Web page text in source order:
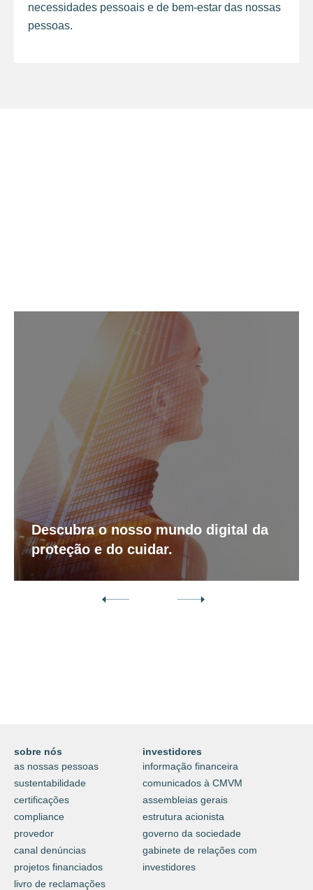
necessidades pessoais e de bem-estar das nossas
pessoas.
Descubra o nosso mundo digital da
proteção e do cuidar.
sobre nós
as nossas pessoas
sustentabilidade
certificações
compliance
provedor
canal denúncias
projetos financiados
livro de reclamações
investidores
informação financeira
comunicados à CMVM
assembleias gerais
estrutura acionista
governo da sociedade
gabinete de relações com
investidores